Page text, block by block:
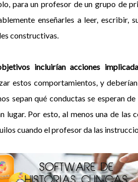
para un profesor de un grupo de
enseñarles a leer, escribir,
constructivas.
incluirían acciones
estos comportamientos, y
sepan qué conductas se esperan
lugar. Por esto, al menos una de las
cuando el profesor da las